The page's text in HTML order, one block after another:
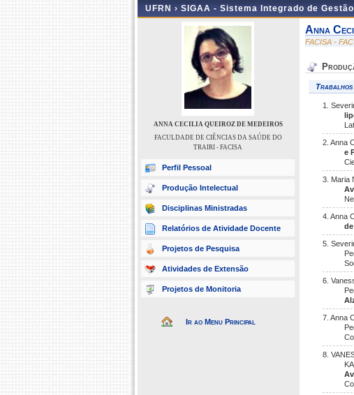
UFRN › SIGAA - Sistema Integrado de
ANNA CECILIA QUEIROZ DE MEDEIROS
FACULDADE DE CIÊNCIAS DA SAÚDE DO
TRAIRI - FACISA
Perfil Pessoal
Produção Intelectual
Disciplinas Ministradas
Relatórios de Atividade Docente
Projetos de Pesquisa
Atividades de Extensão
Projetos de Monitoria
Ir ao Menu Principal
Anna
FACISA -
Trabalhos
1.
2. Anna
e
3. Maria
4. Anna
5.
6.
7. Anna
8.